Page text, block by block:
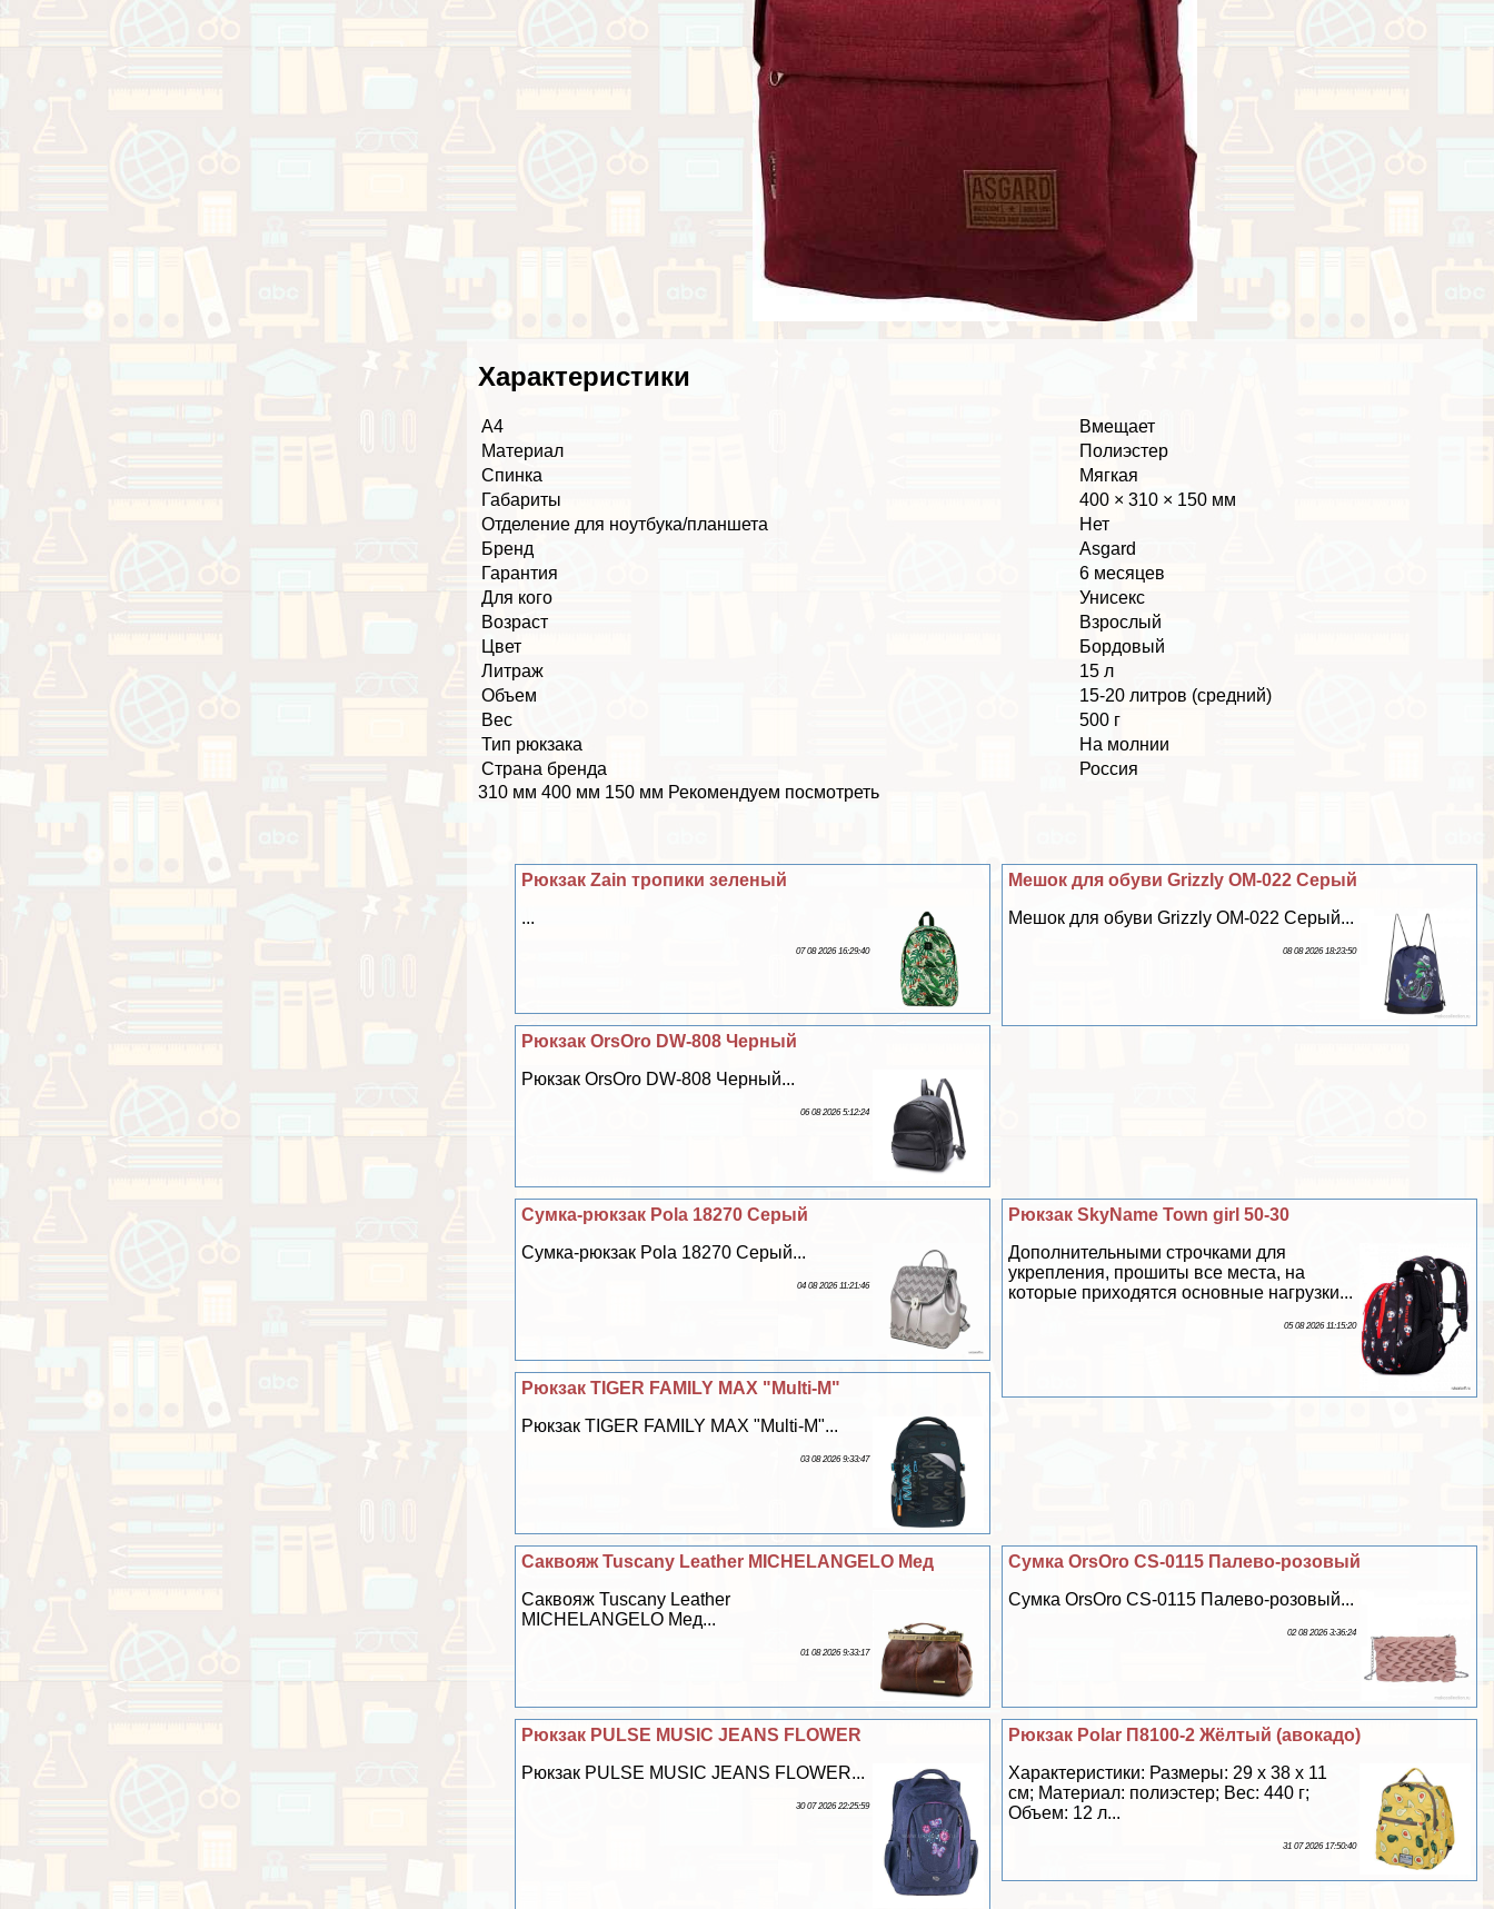
Хаpaктеристики
А4
Вмещает
Материал
Полиэстер
Спинка
Мягкая
Габариты
400 × 310 × 150 мм
Отделение для ноутбука/планшета
Нет
Бренд
Asgard
Гарантия
6 месяцев
Для кого
Униceкc
Возраст
Взрослый
Цвет
Бордовый
Литраж
15 л
Объем
15-20 литров (средний)
Вес
500 г
Тип рюкзака
На молнии
Страна бренда
Россия
310 мм 400 мм 150 мм Рекомендуем посмотреть
Мешок для обуви Grizzly OM-022 Серый
Мешок для обуви Grizzly OM-022 Серый...
08 08 2026 18:23:50
Рюкзак Zain тропики зеленый
...
07 08 2026 16:29:40
Рюкзак OrsOro DW-808 Черный
Рюкзак OrsOro DW-808 Черный...
06 08 2026 5:12:24
Рюкзак SkyName Town girl 50-30
Дополнительными строчками для
укрепления, прошиты все места, на
которые приходятся основные нагрузки...
05 08 2026 11:15:20
Сумка-рюкзак Pola 18270 Серый
Сумка-рюкзак Pola 18270 Серый...
04 08 2026 11:21:46
Рюкзак TIGER FAMILY MAX "Multi-M"
Рюкзак TIGER FAMILY MAX "Multi-M"...
03 08 2026 9:33:47
Сумка OrsOro CS-0115 Палево-розовый
Сумка OrsOro CS-0115 Палево-розовый...
02 08 2026 3:36:24
Саквояж Tuscany Leather MICHELANGELO Мед
Саквояж Tuscany Leather
MICHELANGELO Мед...
01 08 2026 9:33:17
Рюкзак Polar П8100-2 Жёлтый (авокадо)
Хаpaктеристики: Размеры: 29 х 38 х 11
см; Материал: полиэстер; Вес: 440 г;
Объем: 12 л...
31 07 2026 17:50:40
Рюкзак PULSE MUSIC JEANS FLOWER
Рюкзак PULSE MUSIC JEANS FLOWER...
30 07 2026 22:25:59